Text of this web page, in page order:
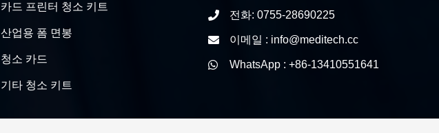
카드 프린터 청소 키트
산업용 폼 면봉
청소 카드
기타 청소 키트
전화: 0755-28690225
이메일 : info@meditech.cc
WhatsApp : +86-13410551641